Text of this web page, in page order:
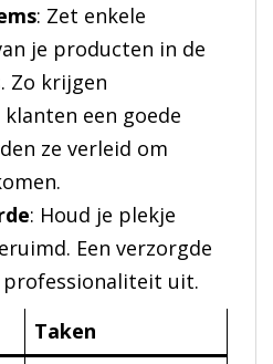
: Zet enkele
je producten in de
Zo krijgen
een goede
ze verleid om
: Houd je plekje
Een verzorgde
uit.
Taken